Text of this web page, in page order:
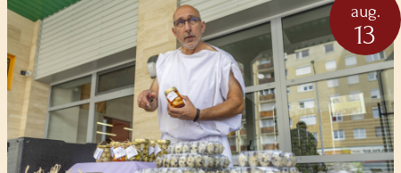
aug.
13